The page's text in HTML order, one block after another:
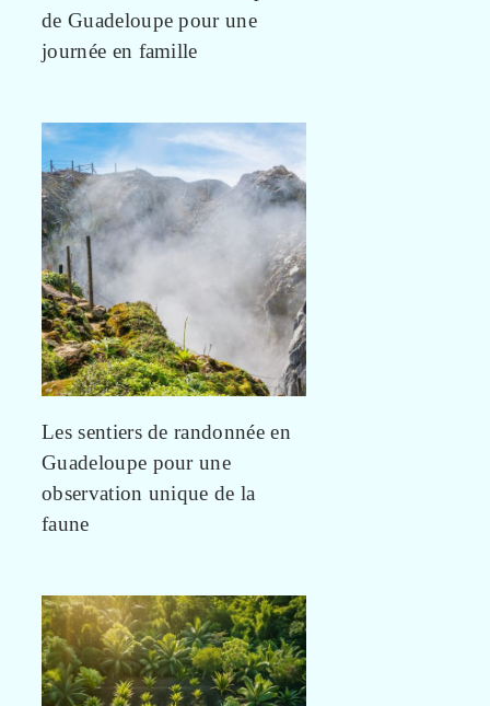
de Guadeloupe pour une
journée en famille
Les sentiers de randonnée en
Guadeloupe pour une
observation unique de la
faune